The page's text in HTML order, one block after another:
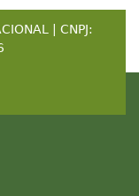
| CNPJ: